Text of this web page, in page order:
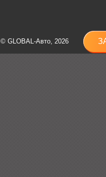
© GLOBAL-Авто, 2026